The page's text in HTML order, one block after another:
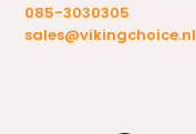
085-3030305
sales@vikingchoice.nl